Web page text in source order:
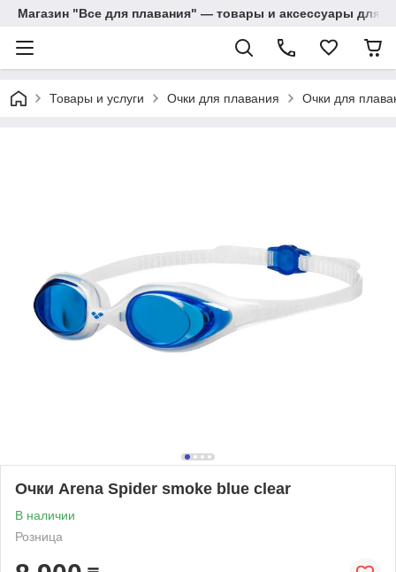
Магазин "Все для плавания" — товары и аксессуары для
Товары и услуги Очки для плавания Очки для
Очки Arena Spider smoke blue clear
В наличии
Розница